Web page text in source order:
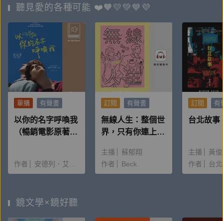
聽見愛的各種可能 ❤️🧡💛💚💙💜
單購 有聲書
以你的名字呼喚我
（暢銷電影原著有
作者 安德列．艾席蒙 André Aciman
訂閱 有聲書
無線人生：整個世
界，只有你連上了
主播
蘇郁翔
作者
Beck
訂閱 有
台北故事
主播
黃
作者
台
鏡文學×鏡好聽